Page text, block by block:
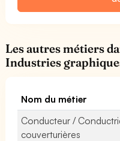
Les autres métiers
Industries
Nom du métier
Conducteur /
couverturières